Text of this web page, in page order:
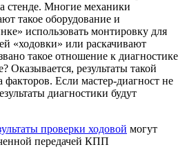
стенде. Многие механики
такое оборудование и
использовать монтировку для
«ходовки» или раскачивают
такое отношение к диагностике
Оказывается, результаты такой
факторов. Если мастер-диагност не
диагностики будут
проверки ходовой могут
передачей КПП